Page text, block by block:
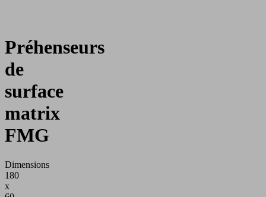
Préhenseurs
de
surface
matrix
FMG
Dimensions
180
x